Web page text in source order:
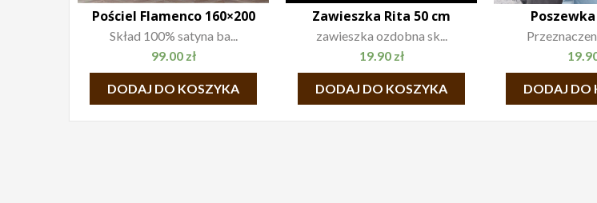
Pościel Flamenco 160×200
Skład 100% satyna ba...
99.00 zł
DODAJ DO KOSZYKA
Zawieszka Rita 50 cm
zawieszka ozdobna sk...
19.90 zł
DODAJ DO KOSZYKA DODAJ DO